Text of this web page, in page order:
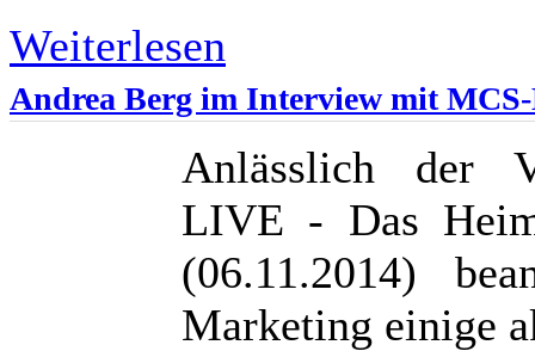
Weiterlesen
Andrea Berg im Interview mit
Anlässlich der
LIVE - Das
(06.11.2014)
Marketing einige